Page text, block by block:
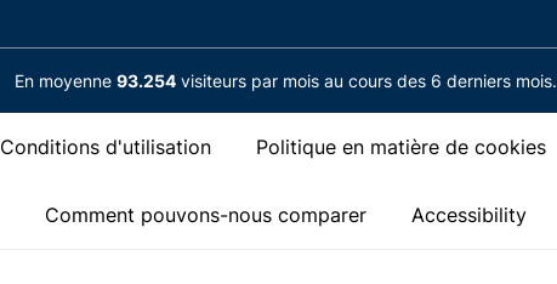
En moyenne 93.254visiteurs par mois au cours des 6 derniers mois.
Conditions d'utilisation Politique en matière de cookies
Comment pouvons-nous comparer Accessibility